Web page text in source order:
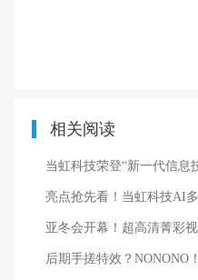
相关阅读
当虹科技荣登“新一代信息
亚冬会开幕！超高清菁彩